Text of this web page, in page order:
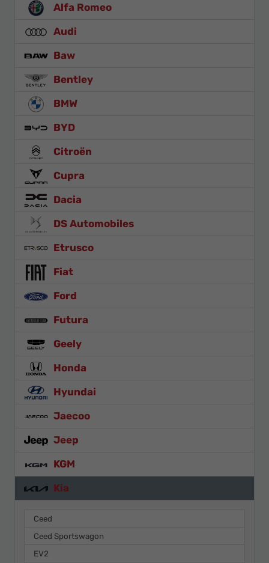
Alfa Romeo
Audi
Baw
Bentley
BMW
BYD
Citroën
Cupra
Dacia
DS Automobiles
Etrusco
Fiat
Ford
Futura
Geely
Honda
Hyundai
Jaecoo
Jeep
KGM
Kia
Ceed
Ceed Sportswagon
EV2